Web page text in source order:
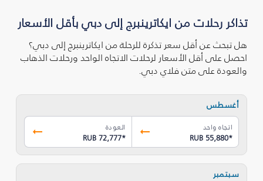
تذاكر رحلات من ايكاترينبرج إلى دبي بأقل الأسعار
هل تبحث عن أقل سعر تذكرة للرحلة من ايكاترينبرج إلى دبي؟
احصل على أقل الأسعار لرحلات الاتجاه الواحد ورحلات الذهاب
والعودة على متن فلاي دبي.
أغسطس
اتجاه واحد
RUB 55,880*
العودة
RUB 72,777*
سبتمبر